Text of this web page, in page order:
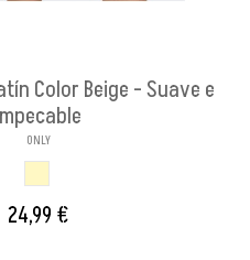
Color Beige - Suave e
ONLY
24,99 €